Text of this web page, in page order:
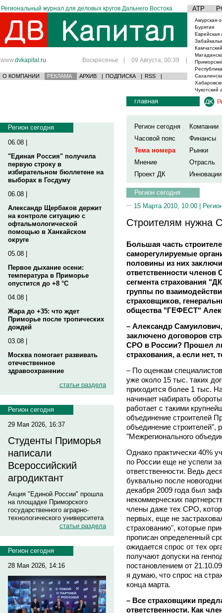
Региональный журнал для деловых кругов Дальнего Востока АТР
www.dvkapital.ru Воскресенье | 09 Августа, 00:39 |
О КОМПАНИИ РЕКЛАМА АРХИВ | ПОДПИСКА | RSS |
Амурская
Бурятия
Еврейская
Чукотский
Регион сегодня
06.08 |
"Единая Россия" получила
первую строку в
избирательном бюллетене на
выборах в Госдуму
06.08 |
Александр Щербаков держит
на контроле ситуацию с
офтальмологической
помощью в Ханкайском
округе
05.08 |
Первое дыхание осени:
температура в Приморье
опустится до +8 °C
04.08 |
Жара до +35: что ждет
Приморье после тропических
дождей
03.08 |
Москва помогает развивать
отечественное
здравоохранение
статьи раздела
Регион сегодня
29 Мая 2026, 16:37
Студенты Приморья
написали
Всероссийский
агродиктант
Акция "Единой России" прошла
на площадке Приморского
государственного аграрно-
технологического университета
статьи раздела
Регион сегодня
28 Мая 2026, 14:16
главная
Регион сегодня
Компании
Часовой пояс
Финансы
Тема номера
Рынки
Мнение
Отрасль
Проект ДК
Инновации
Регион сегодня
15 Марта 2010, 10:00 |
Строителям нужна
Большая часть
саморегулируемые
половины из них
ответственности
сегмента страхования
группы по
страховщиков,
общества "ГЕФЕСТ"
– Александр
заключено договоров
СРО в России? Прошел
страхования, а если нет,
– По оценкам
уже около 15 тыс. таких
приходится более 1 тыс.
начинает набирать
работает с такими
объединение строителей
объединение строителей",
"Межрегионального
Однако практически 40%
по России еще не успели
ответственности. Ведь
буквально после
декабря 2009 года был
некоммерческих
члены даже тех СРО,
первых, еще не
страхованию", которые
прописан определенный
ожидается спрос от тех
получают допуски на
постановлением от
я думаю, что спрос на
конца марта.
– Все страховщики
ответственности. Как